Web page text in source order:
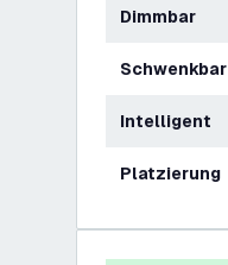
Dimmbar
Schwenkbar
Intelligent
Platzierung